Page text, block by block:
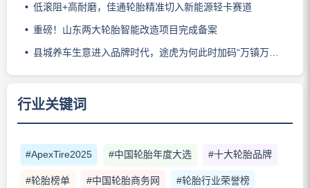
低滚阻+高耐磨，佳通轮胎精准切入新能源轻卡赛道
重磅！山东两大轮胎智能改造项目完成备案
县城养车生意进入品牌时代，途虎为何此时加码“万镇万店”？
行业关键词
#ApexTire2025 #中国轮胎年度大选 #十大轮胎品牌
#轮胎榜单 #中国轮胎商务网 #轮胎行业荣誉榜